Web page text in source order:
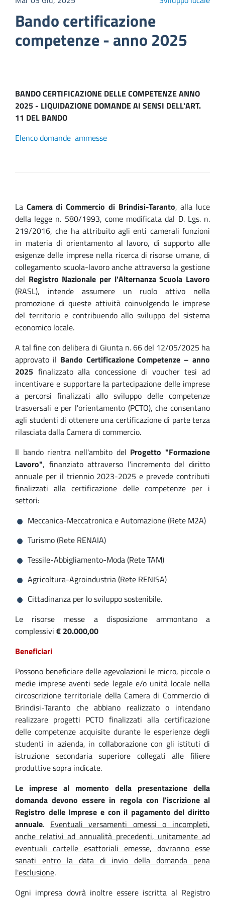
Bando certificazione
competenze - anno 2025
BANDO CERTIFICAZIONE DELLE COMPETENZE ANNO
2025 - LIQUIDAZIONE DOMANDE AI SENSI DELL'ART.
11 DEL BANDO
Elenco domande ammesse
La Camera di Commercio di Brindisi-Taranto, alla luce
della legge n. 580/1993, come modificata dal D. Lgs. n.
219/2016, che ha attribuito agli enti camerali funzioni
in materia di orientamento al lavoro, di supporto alle
esigenze delle imprese nella ricerca di risorse umane, di
collegamento scuola-lavoro anche attraverso la gestione
del Registro Nazionale per l'Alternanza Scuola Lavoro
(RASL), intende assumere un ruolo attivo nella
promozione di queste attività coinvolgendo le imprese
del territorio e contribuendo allo sviluppo del sistema
economico locale.
A tal fine con delibera di Giunta n. 66 del 12/05/2025 ha
approvato il Bando Certificazione Competenze – anno
2025 finalizzato alla concessione di voucher tesi ad
incentivare e supportare la partecipazione delle imprese
a percorsi finalizzati allo sviluppo delle competenze
trasversali e per l'orientamento (PCTO), che consentano
agli studenti di ottenere una certificazione di parte terza
rilasciata dalla Camera di commercio.
Il bando rientra nell'ambito del Progetto "Formazione
Lavoro", finanziato attraverso l'incremento del diritto
annuale per il triennio 2023-2025 e prevede contributi
finalizzati alla certificazione delle competenze per i
settori:
Meccanica-Meccatronica e Automazione (Rete M2A)
Turismo (Rete RENAIA)
Tessile-Abbigliamento-Moda (Rete TAM)
Agricoltura-Agroindustria (Rete RENISA)
Cittadinanza per lo sviluppo sostenibile.
Le risorse messe a disposizione ammontano a
complessivi € 20.000,00
Beneficiari
Possono beneficiare delle agevolazioni le micro, piccole o
medie imprese aventi sede legale e/o unità locale nella
circoscrizione territoriale della Camera di Commercio di
Brindisi-Taranto che abbiano realizzato o intendano
realizzare progetti PCTO finalizzati alla certificazione
delle competenze acquisite durante le esperienze degli
studenti in azienda, in collaborazione con gli istituti di
istruzione secondaria superiore collegati alle filiere
produttive sopra indicate.
Le imprese al momento della presentazione della
domanda devono essere in regola con l'iscrizione al
Registro delle Imprese e con il pagamento del diritto
annuale. Eventuali versamenti omessi o incompleti,
anche relativi ad annualità precedenti, unitamente ad
eventuali cartelle esattoriali emesse, dovranno esse
sanati entro la data di invio della domanda pena
l'esclusione.
Ogni impresa dovrà inoltre essere iscritta al Registro